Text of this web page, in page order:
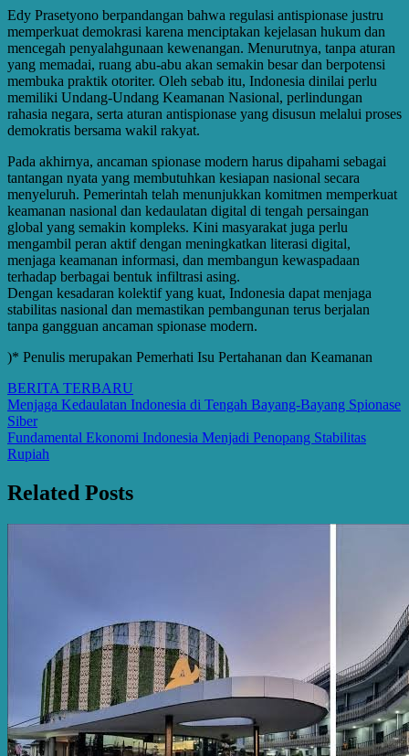
Edy Prasetyono berpandangan bahwa regulasi antispionase justru
memperkuat demokrasi karena menciptakan kejelasan hukum dan
mencegah penyalahgunaan kewenangan. Menurutnya, tanpa aturan
yang memadai, ruang abu-abu akan semakin besar dan berpotensi
membuka praktik otoriter. Oleh sebab itu, Indonesia dinilai perlu
memiliki Undang-Undang Keamanan Nasional, perlindungan
rahasia negara, serta aturan antispionase yang disusun melalui proses
demokratis bersama wakil rakyat.
Pada akhirnya, ancaman spionase modern harus dipahami sebagai
tantangan nyata yang membutuhkan kesiapan nasional secara
menyeluruh. Pemerintah telah menunjukkan komitmen memperkuat
keamanan nasional dan kedaulatan digital di tengah persaingan
global yang semakin kompleks. Kini masyarakat juga perlu
mengambil peran aktif dengan meningkatkan literasi digital,
menjaga keamanan informasi, dan membangun kewaspadaan
terhadap berbagai bentuk infiltrasi asing.
Dengan kesadaran kolektif yang kuat, Indonesia dapat menjaga
stabilitas nasional dan memastikan pembangunan terus berjalan
tanpa gangguan ancaman spionase modern.
)* Penulis merupakan Pemerhati Isu Pertahanan dan Keamanan
BERITA TERBARU
Post
navigation
Menjaga Kedaulatan Indonesia di Tengah Bayang-Bayang Spionase
Siber
Fundamental Ekonomi Indonesia Menjadi Penopang Stabilitas
Rupiah
Related Posts